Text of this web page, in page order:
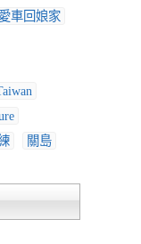
愛車回娘家
關島